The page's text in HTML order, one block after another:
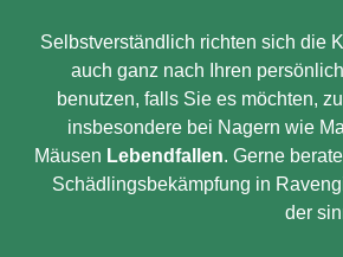
Selbstverständlich richten sich die
auch ganz nach Ihren
benutzen, falls Sie es möchten,
insbesondere bei Nagern wie
Mäusen Lebendfallen. Gerne
Schädlingsbekämpfung in
der